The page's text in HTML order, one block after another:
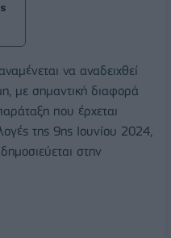
αναμένεται να αναδειχθεί
με σημαντική διαφορά
που έρχεται
της 9ης Ιουνίου 2024,
στην